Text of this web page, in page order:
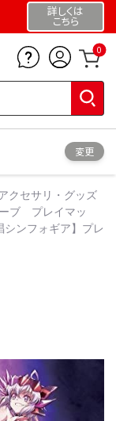
詳しくは
こちら
0
変更
クセサリ・グッズ
ブ プレイマッ
ンフォギア】プレ